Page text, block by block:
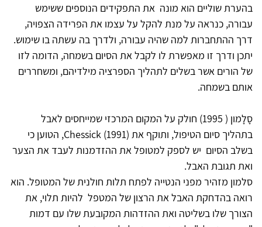
בהערת שוליים הוא מונה את התפקידים הנוספים ששימש
עבורה, כנראה על מנת להקל על עצמו את הפרידה הצפויה,
דרך ההתחברות למה שהיה עבורה, ולדרך בה עשתה בו שימוש.
יתכן ודרך זו מאפשרת לו לקבל את הסיום בשמחה, הדומה לזו
של הורים אשר בשלים לתהליך הספרציה מילדיהם, ומשחררים
אותם בשמחה.
סָלָמון ( 1995) חולק על המקום המרכזי שמייחסים לאבל
בתהליך סיום הטיפול, ותוקף את Chessick (1991), הטוען כי
בשלב הסיום יש לספק למטופל את ההזדמנות לעבד את הצער
ואת תגובת האבל.
סלמון מזהיר מפני הנטייה לפתח תלות חולנית של המטופל. הוא
רואה בהדחקת האבל את הרצון של המטפל להיות תלוי, את
הצורך שלו בשליטה ואת ההזדהות המקובעת שלו עם דמות